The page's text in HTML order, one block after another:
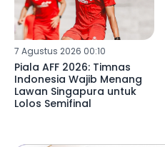
7 Agustus 2026 00:10
Piala AFF 2026: Timnas
Indonesia Wajib Menang
Lawan Singapura untuk
Lolos Semifinal